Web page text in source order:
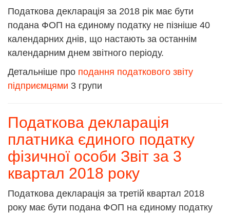
Податкова декларація за 2018 рік має бути
подана ФОП на єдиному податку не пізніше 40
календарних днів, що настають за останнім
календарним днем звітного періоду.
Детальніше про подання податкового звіту
підприємцями 3 групи
Податкова декларація
платника єдиного податку
фізичної особи Звіт за 3
квартал 2018 року
Податкова декларація за третій квартал 2018
року має бути подана ФОП на єдиному податку